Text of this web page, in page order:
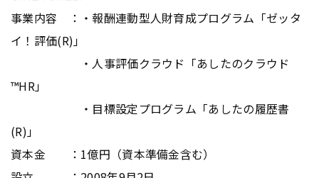
事業内容 ：・報酬連動型人財育成プログラム「ゼッタ
イ！評価(R)」
・人事評価クラウド「あしたのクラウド
™HR」
・目標設定プログラム「あしたの履歴書
(R)」
資本金 ：1億円（資本準備金含む）